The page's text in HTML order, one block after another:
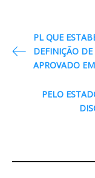
Navegação
de
Post
PL QUE
DEFINIÇÃO
APROVADO
PELO